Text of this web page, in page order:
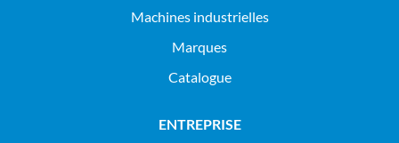
machines industrielles
Marques
Catalogue
ENTREPRISE